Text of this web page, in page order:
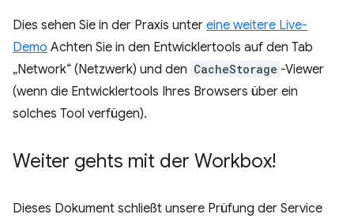
Dies sehen Sie in der Praxis unter eine weitere Live-
Demo Achten Sie in den Entwicklertools auf den Tab
„Network“ (Netzwerk) und den CacheStorage -Viewer
(wenn die Entwicklertools Ihres Browsers über ein
solches Tool verfügen).
Weiter gehts mit der Workbox!
Dieses Dokument schließt unsere Prüfung der Service